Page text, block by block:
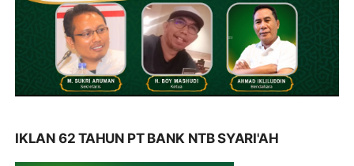
IKLAN 62 TAHUN PT BANK NTB SYARI'AH